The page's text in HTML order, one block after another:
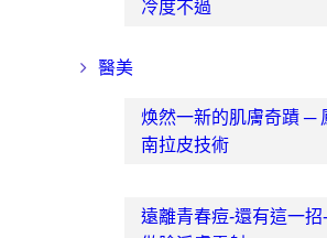
冷度不過
醫美
焕然一新的肌膚奇蹟 ─
南拉皮技術
遠離青春痘-還有這一